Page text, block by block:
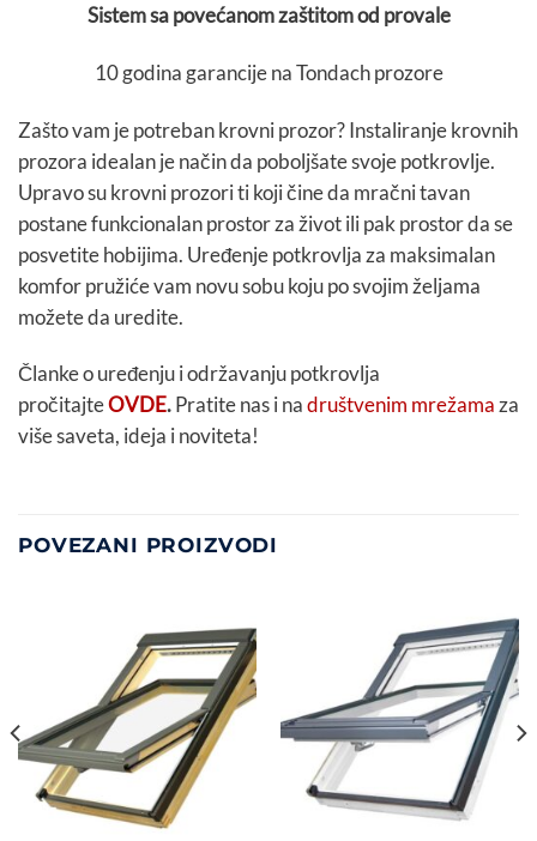
Sistem sa povećanom zaštitom od provale
10 godina garancije na Tondach prozore
Zašto vam je potreban krovni prozor? Instaliranje krovnih
prozora idealan je način da poboljšate svoje potkrovlje.
Upravo su krovni prozori ti koji čine da mračni tavan
postane funkcionalan prostor za život ili pak prostor da se
posvetite hobijima. Uređenje potkrovlja za maksimalan
komfor pružiće vam novu sobu koju po svojim željama
možete da uredite.
Članke o uređenju i održavanju potkrovlja
pročitajteOVDE.Pratite nas i nadruštvenim mrežamaza
više saveta, ideja i noviteta!
POVEZANI PROIZVODI